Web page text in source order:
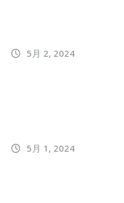
5月 2, 2024
5月 1, 2024